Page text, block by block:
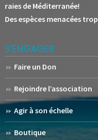
raies de Méditerranée!
Des espèces menacées
S’ENGAGER
Faire un Don
Rejoindre l’association
Agir à son échelle
Boutique